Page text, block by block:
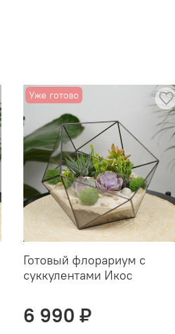
Уже готово
Готовый флорариум с
суккулентами Икос
6 990 ₽